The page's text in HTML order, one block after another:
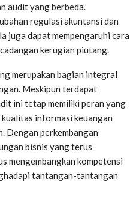
audit yang berbeda.
regulasi akuntansi dan
juga dapat mempengaruhi cara
kerugian piutang.
merupakan bagian integral
Meskipun terdapat
ini tetap memiliki peran yang
informasi keuangan
Dengan perkembangan
bisnis yang terus
mengembangkan kompetensi
tantangan-tantangan